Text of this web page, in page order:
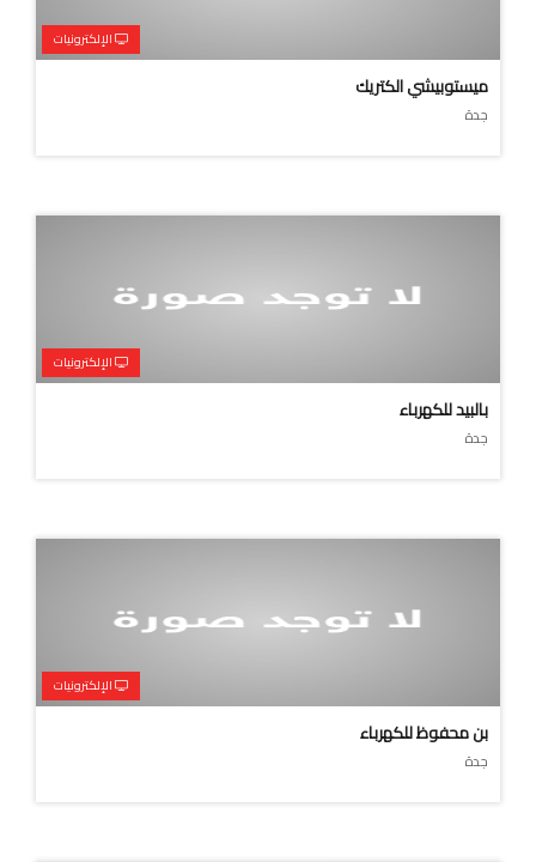
الإلكترونيات
ميستوبيشي الكتريك
جدة
الإلكترونيات
بالبيد للكهرباء
جدة
الإلكترونيات
بن محفوظ للكهرباء
جدة